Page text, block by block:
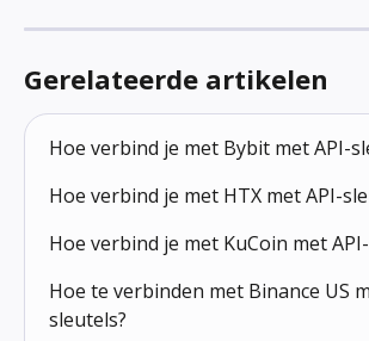
Gerelateerde artikelen
Hoe verbind je met Bybit met API-
Hoe verbind je met HTX met API-
Hoe verbind je met KuCoin met
Hoe te verbinden met Binance US
sleutels?